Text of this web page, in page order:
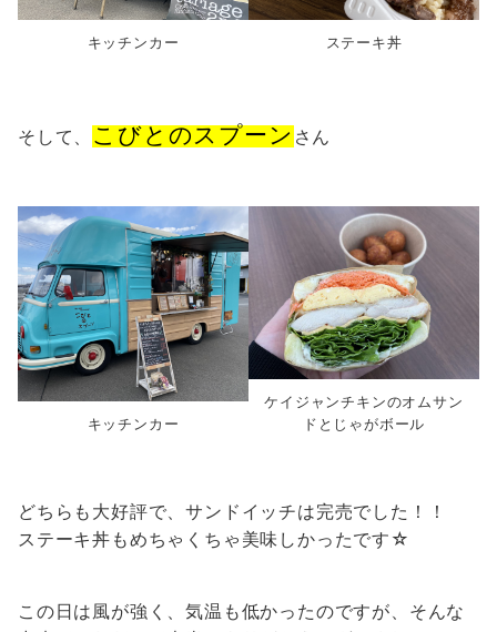
キッチンカー ステーキ丼
そして、 こびとのスプーンさん
キッチンカー
ケイジャンチキンのオムサン
ド と じゃがボール
どちらも大好評で、サンドイッチは完売でした！！
ステーキ丼もめちゃくちゃ美味しかったです☆
この日は風が強く、気温も低かったのですが、そんな